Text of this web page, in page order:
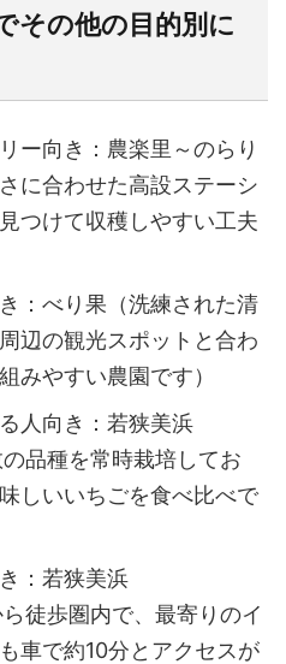
その他の目的別に
ー向き：農楽里～のらり
に合わせた高設ステーシ
つけて収穫しやすい工夫
：べり果（洗練された清
辺の観光スポットと合わ
みやすい農園です）
人向き：若狭美浜
品種を常時栽培してお
しいいちごを食べ比べで
：若狭美浜
徒歩圏内で、最寄りのイ
車で約10分とアクセスが